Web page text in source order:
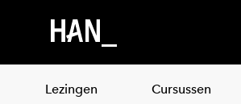
Lezingen Cursussen